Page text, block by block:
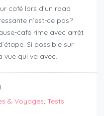
café lors d’un road
n’est-ce pas?
café rime avec arrêt
Si possible sur
vue qui va avec.
& Voyages, Tests